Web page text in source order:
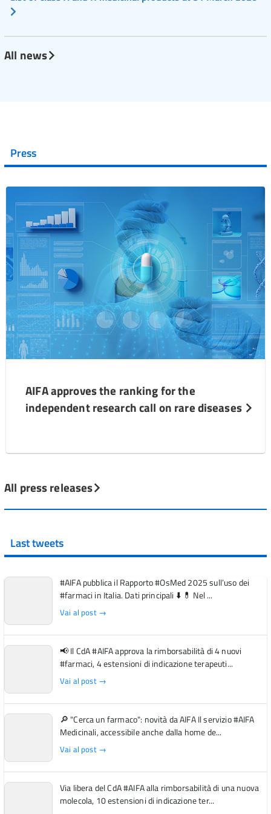
All news
Press
AIFA approves the ranking for the
independent research call on rare diseases
All press releases
Last tweets
#AIFA pubblica il Rapporto #OsMed 2025 sull’uso dei
#farmaci in Italia. Dati principali ⬇️ 💊 Nel ...
Vai al post →
📢 Il CdA #AIFA approva la rimborsabilità di 4 nuovi
#farmaci, 4 estensioni di indicazione terapeuti...
Vai al post →
🔎 "Cerca un farmaco": novità da AIFA Il servizio #AIFA
Medicinali, accessibile anche dalla home de...
Vai al post →
Via libera del CdA #AIFA alla rimborsabilità di una nuova
molecola, 10 estensioni di indicazione ter...